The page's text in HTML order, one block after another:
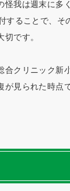
怪我は週末に多
することで、そ
です。
合クリニック新
が見られた時点